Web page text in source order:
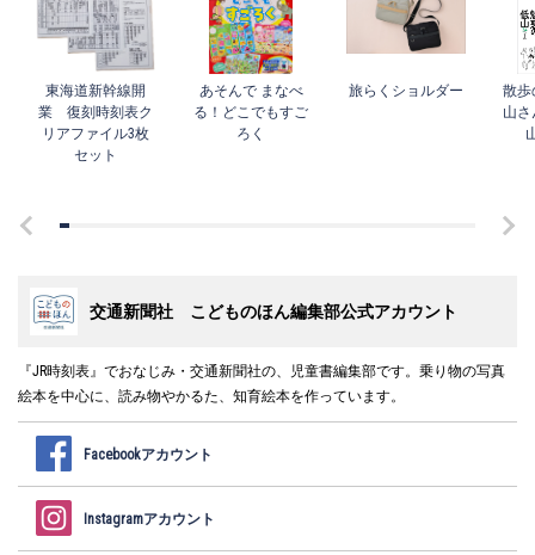
東海道新幹線開
業 復刻時刻表ク
リアファイル3枚
セット
あそんで まなべ
る！どこでもすご
ろく
旅らくショルダー
散歩
山さ
交通新聞社 こどものほん編集部公式アカウント
『JR時刻表』でおなじみ・交通新聞社の、児童書編集部です。乗り物の写真
絵本を中心に、読み物やかるた、知育絵本を作っています。
Facebookアカウント
Instagramアカウント